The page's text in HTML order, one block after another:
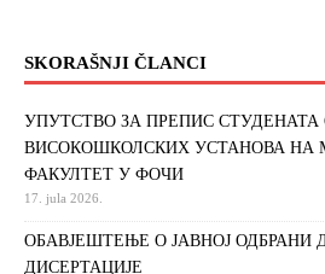
SKORAŠNJI ČLANCI
УПУТСТВО ЗА ПРЕПИС СТУДЕНАТА
ВИСОКОШКОЛСКИХ УСТАНОВА НА
ФАКУЛТЕТ У ФОЧИ
17. jula 2026.
ОБАВЈЕШТЕЊЕ О ЈАВНОЈ ОДБРАНИ
ДИСЕРТАЦИЈЕ